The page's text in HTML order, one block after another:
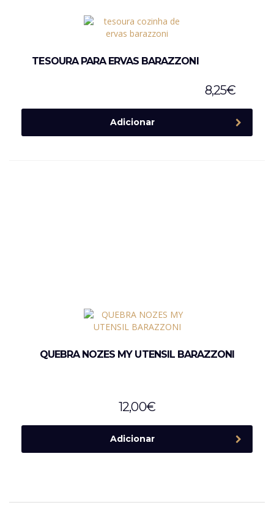
TESOURA PARA ERVAS BARAZZONI
8,25€
Adicionar
QUEBRA NOZES MY UTENSIL BARAZZONI
12,00€
Adicionar